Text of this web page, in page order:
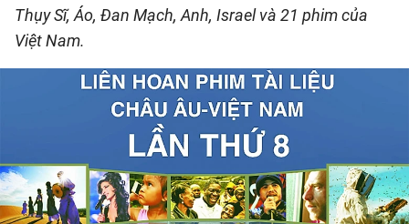
DU LỊCH
HỒ SƠ - TƯ LIỆU
NHÂN DÂN HẰNG THÁNG
NHÂN DÂN CUỐI TUẦN
Thụy Sĩ, Áo, Ðan Mạch, Anh, Israel và 21 phim của
Việt Nam.